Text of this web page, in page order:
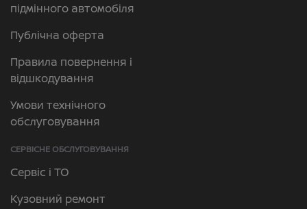
підмінного автомобіля
Публічна оферта
Правила повернення і
відшкодування
Умови технічного
обслуговування
СЕРВІСНЕ ОБСЛУГОВУВАННЯ
Сервіс і ТО
Кузовний ремонт